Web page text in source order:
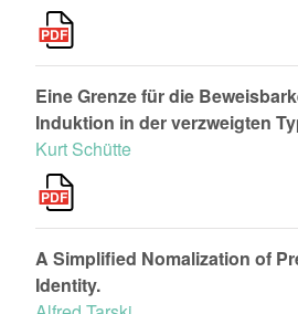
Eine Grenze für die
Induktion in der verzweigten
Kurt Schütte
A Simplified Nomalization of
Identity.